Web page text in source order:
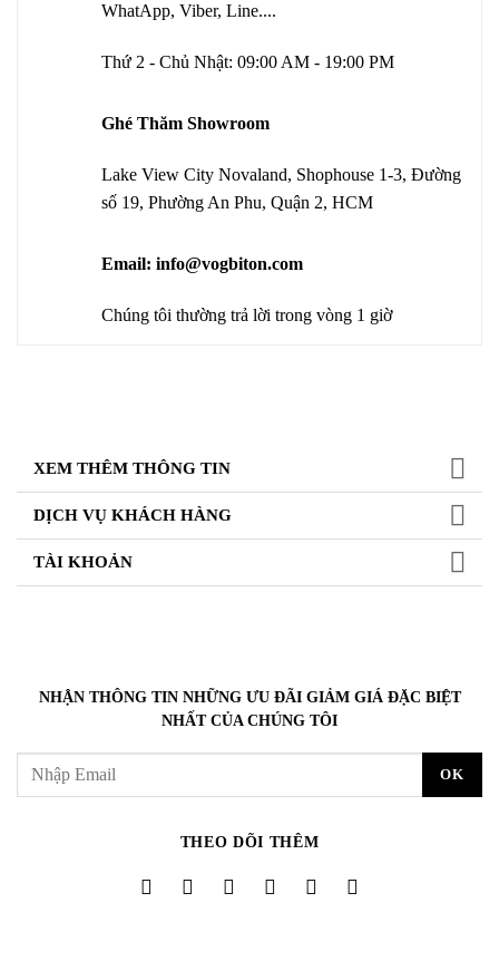
WhatApp, Viber, Line....
Thứ 2 - Chủ Nhật: 09:00 AM - 19:00 PM
Ghé Thăm Showroom
Lake View City Novaland, Shophouse 1-3, Đường
số 19, Phường An Phu, Quận 2, HCM
Email: info@vogbiton.com
Chúng tôi thường trả lời trong vòng 1 giờ
XEM THÊM THÔNG TIN
DỊCH VỤ KHÁCH HÀNG
TÀI KHOẢN
NHẬN THÔNG TIN NHỮNG ƯU ĐÃI GIẢM GIÁ ĐẶC BIỆT
NHẤT CỦA CHÚNG TÔI
THEO DÕI THÊM